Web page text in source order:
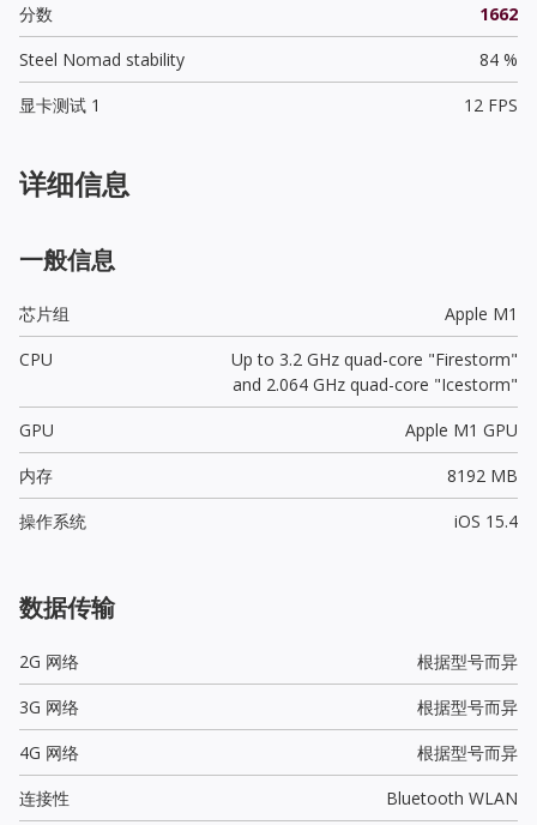
分数
1662
Steel Nomad stability
84 %
显卡测试 1
12 FPS
详细信息
一般信息
芯片组
Apple M1
CPU
Up to 3.2 GHz quad-core "Firestorm"
and 2.064 GHz quad-core "Icestorm"
GPU
Apple M1 GPU
内存
8192 MB
操作系统
iOS 15.4
数据传输
2G 网络
根据型号而异
3G 网络
根据型号而异
4G 网络
根据型号而异
连接性
Bluetooth WLAN